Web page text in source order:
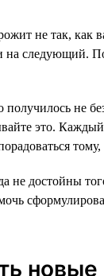
не так, как
следующий.
не
это.
тому,
не достойны